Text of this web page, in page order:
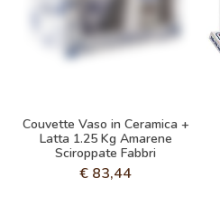
Couvette Vaso in Ceramica +
Latta 1.25 Kg Amarene
Sciroppate Fabbri
€ 83,44